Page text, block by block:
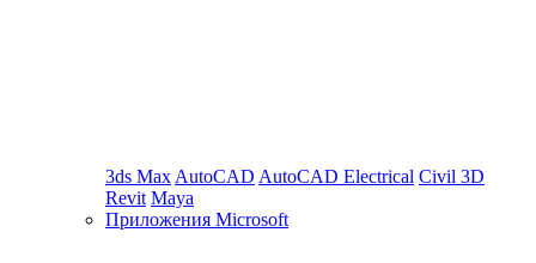
3ds Max AutoCAD AutoCAD Electrical Civil 3D
Revit Maya
Приложения Microsoft